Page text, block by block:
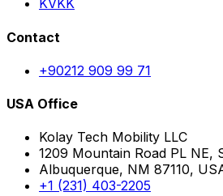
KVKK
Contact
+90212 909 99 71
USA Office
Kolay Tech Mobility LLC
1209 Mountain Road PL NE,
Albuquerque, NM 87110,
+1 (231) 403-2205